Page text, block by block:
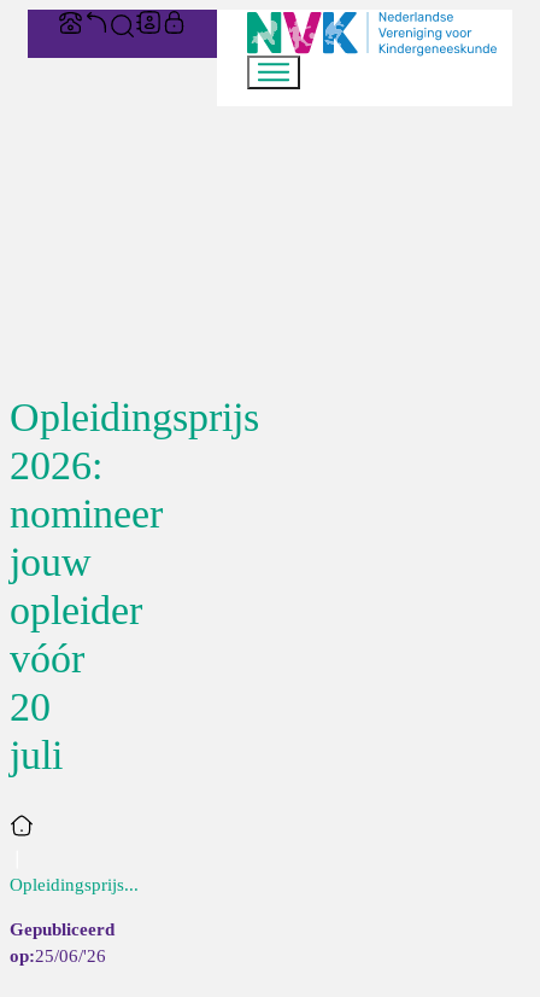
Opleidingsprijs
2026:
nomineer
jouw
opleider
vóór
20
juli
Home
Opleidingsprijs...
25/06/'26